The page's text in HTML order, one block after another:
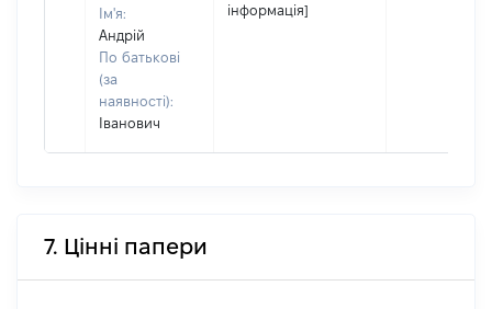
Ім'я:
Андрій
По батькові
(за
наявності):
Іванович
інформація]
7. Цінні папери